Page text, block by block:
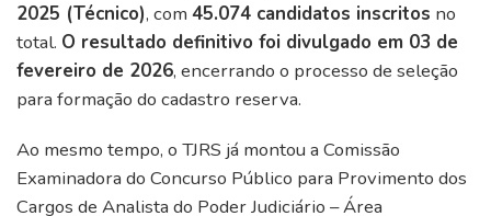
2025 (Técnico), com 45.074 candidatos inscritos no
total. O resultado definitivo foi divulgado em 03 de
fevereiro de 2026, encerrando o processo de seleção
para formação do cadastro reserva.
Ao mesmo tempo, o TJRS já montou a Comissão
Examinadora do Concurso Público para Provimento dos
Cargos de Analista do Poder Judiciário – Área